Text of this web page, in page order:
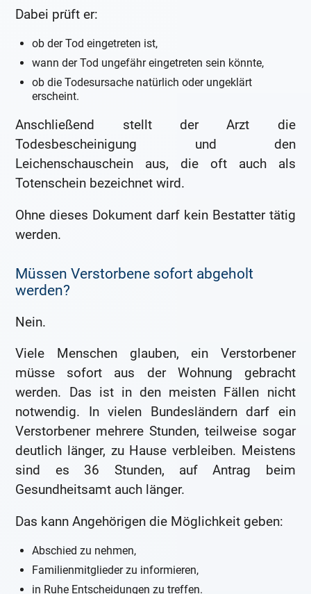
Dabei prüft er:
ob der Tod eingetreten ist,
wann der Tod ungefähr eingetreten sein könnte,
ob die Todesursache natürlich oder ungeklärt
erscheint.
Anschließend stellt der Arzt die
Todesbescheinigung und den
Leichenschauschein aus, die oft auch als
Totenschein bezeichnet wird.
Ohne dieses Dokument darf kein Bestatter tätig
werden.
Müssen Verstorbene sofort abgeholt
werden?
Nein.
Viele Menschen glauben, ein Verstorbener
müsse sofort aus der Wohnung gebracht
werden. Das ist in den meisten Fällen nicht
notwendig. In vielen Bundesländern darf ein
Verstorbener mehrere Stunden, teilweise sogar
deutlich länger, zu Hause verbleiben. Meistens
sind es 36 Stunden, auf Antrag beim
Gesundheitsamt auch länger.
Das kann Angehörigen die Möglichkeit geben:
Abschied zu nehmen,
Familienmitglieder zu informieren,
in Ruhe Entscheidungen zu treffen.